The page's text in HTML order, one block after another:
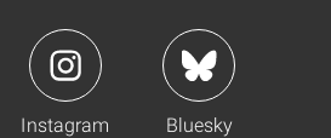
Instagram Bluesky